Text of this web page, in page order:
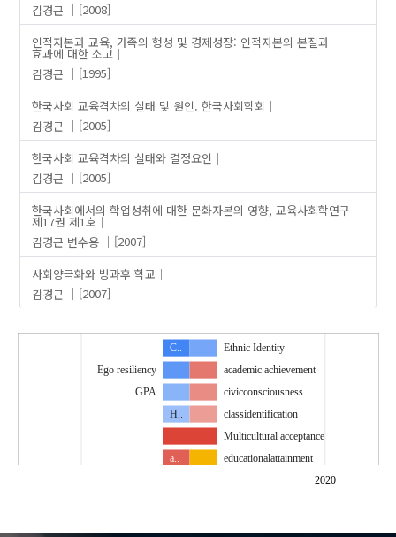
김경근
[2008]
인적자본과 교육, 가족의 형성 및 경제성장: 인적자본의 본질과
효과에 대한 소고
김경근
[1995]
한국사회 교육격차의 실태 및 원인. 한국사회학회
김경근
[2005]
한국사회 교육격차의 실태와 결정요인
김경근
[2005]
한국사회에서의 학업성취에 대한 문화자본의 영향, 교육사회학연구
제17권 제1호
김경근 변수용
[2007]
사회양극화와 방과후 학교
김경근
[2007]
2020
C..
Ego resiliency
Ethnic Identity
GPA
H..
Multicultural acceptance
a..
academic achievement
civicconsciousness
classidentification
educationalattainment